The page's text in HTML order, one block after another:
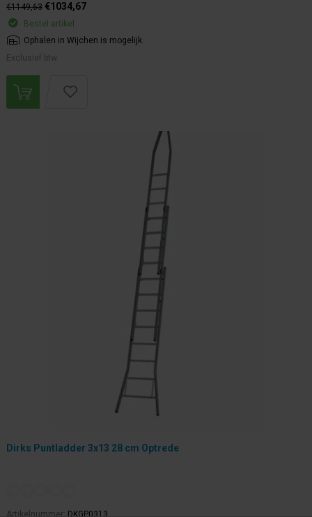
€1149,63 €1034,67
Bestel artikel.
Ophalen in Wijchen is mogelijk.
Exclusief btw.
Dirks Puntladder 3x13 28 cm Optrede
Artikelnummer: DKGP0313